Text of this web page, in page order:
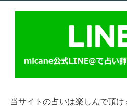
当サイトの占いは楽しんで頂け